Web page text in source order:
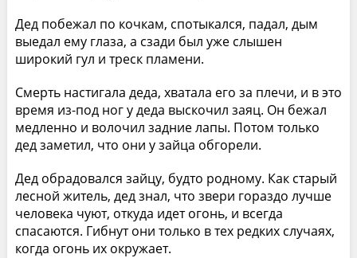
Дед побежал по кочкам, спотыкался, падал, дым
выедал ему глаза, а сзади был уже слышен
широкий гул и треск пламени.
Смерть настигала деда, хватала его за плечи, и в это
время из-под ног у деда выскочил заяц. Он бежал
медленно и волочил задние лапы. Потом только
дед заметил, что они у зайца обгорели.
Дед обрадовался зайцу, будто родному. Как старый
лесной житель, дед знал, что звери гораздо лучше
человека чуют, откуда идет огонь, и всегда
спасаются. Гибнут они только в тех редких случаях,
когда огонь их окружает.